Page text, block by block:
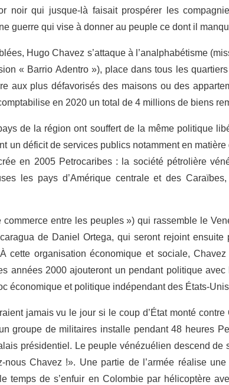
noir qui jusque-là faisait prospérer les
guerre qui vise à donner au peuple ce dont il
Hugo Chavez s’attaque à l’analphabétisme
« Barrio Adentro »), place dans tous les
aux plus défavorisés des maisons ou des
en 2020 un total de 4 millions de biens
de la région ont souffert de la même politique
un déficit de services publics notamment en
en 2005 Petrocaribes : la société pétrolière
les pays d’Amérique centrale et des
commerce entre les peuples ») qui rassemble le
de Daniel Ortega, qui seront rejoint
cette organisation économique et sociale,
années 2000 ajouteront un pendant politique
économique et politique indépendant des États-
jamais vu le jour si le coup d’État monté
groupe de militaires installe pendant 48 heures
présidentiel. Le peuple vénézuélien descend de
Chavez !». Une partie de l’armée réalise
temps de s’enfuir en Colombie par hélicoptère